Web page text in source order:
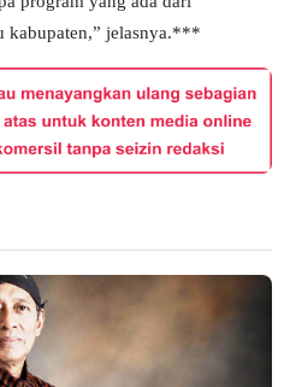
kabupaten,” jelasnya.***